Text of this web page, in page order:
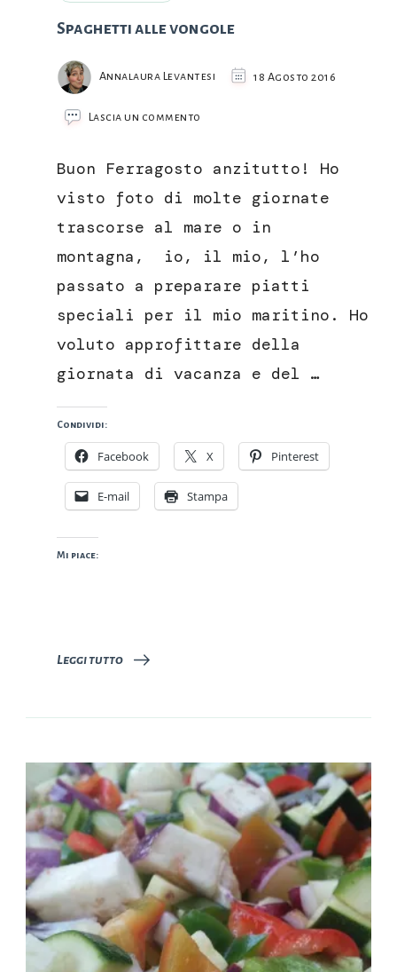
Spaghetti alle vongole
Annalaura Levantesi 18 Agosto 2016
Lascia un commento
vongole
Buon Ferragosto anzitutto! Ho
visto foto di molte giornate
trascorse al mare o in
montagna, io, il mio, l’ho
passato a preparare piatti
speciali per il mio maritino. Ho
voluto approfittare della
giornata di vacanza e del …
Condividi:
Facebook X Pinterest
E-mail Stampa
Mi piace:
Leggi tutto